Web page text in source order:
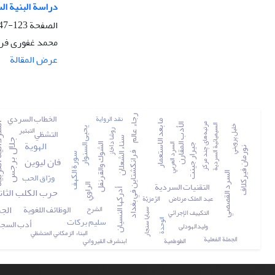
دراسة البنیة
الصفحة123-147
محمد غفوری
عرض المقالة
الهوية جلال برجس
حرب الكلب
فان ليوين سورة الكهف
يحيى السنوار الشوك والقرنفل الراوي
سناء الشعلانفرانكشتاين في بغداد الوظائف اللغوية
ورّاق الحب
التقنيات السردية
التشظي ما بعد الاستعمار الخطاب السردي
أدرکها النسیان
الأدب المقارن
السرد القصصي
رجاء عالم
جيرار جينت
أدب
نورمان فيركلاف
سليم بركات
السرد العربي مرتبه­‌های چند مرکز روشا داخاز
سبايا سنجار
السیمیائية السردية
عبد الملک مرتاض
التكييف الإجرائي
البناء الزمكاني المتشظي
ولیدالهودلی
الطوطمية
نقد الرواية
خليل پرويني
الشرح
الجملة الفعلية
الرّمزيّة
ابن­شرف القیرواني
الوحدة
التبئير